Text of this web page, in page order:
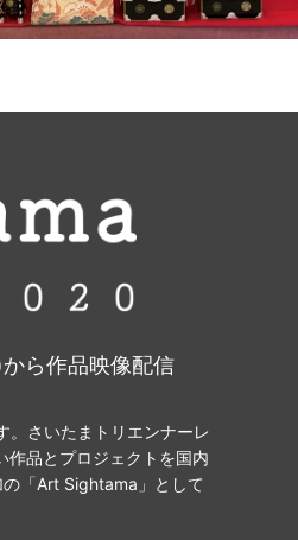
ら作品映像配信
。さいたまトリエンナーレ
品とプロジェクトを国内
「Art Sightama」として